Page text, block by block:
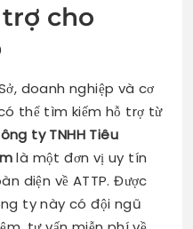
cho
doanh nghiệp và cơ
thể tìm kiếm hỗ trợ từ
ty TNHH Tiêu
là một đơn vị uy tín
diện về ATTP. Được
ty này có đội ngũ